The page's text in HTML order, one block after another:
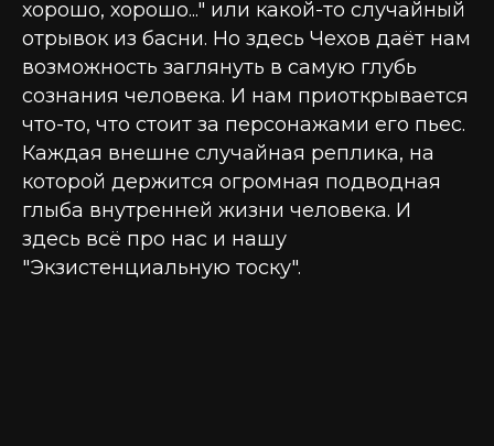
хорошо, хорошо..." или какой-то случайный
отрывок из басни. Но здесь Чехов даёт нам
возможность заглянуть в самую глубь
сознания человека. И нам приоткрывается
что-то, что стоит за персонажами его пьес.
Каждая внешне случайная реплика, на
которой держится огромная подводная
глыба внутренней жизни человека. И
здесь всё про нас и нашу
"Экзистенциальную тоску".